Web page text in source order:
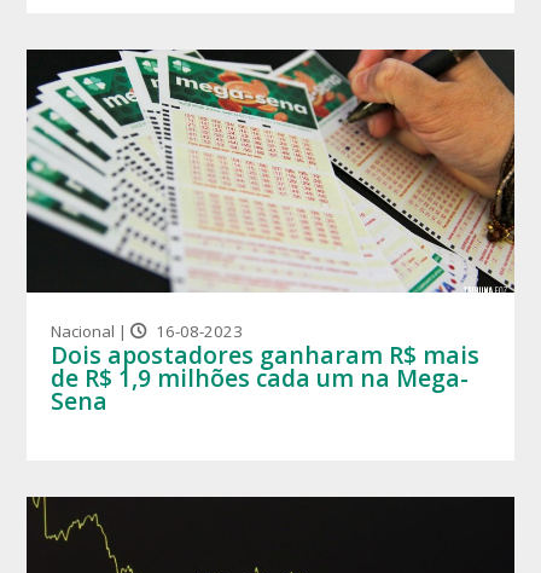
Nacional | 16-08-2023
Dois apostadores ganharam R$ mais
de R$ 1,9 milhões cada um na Mega-
Sena